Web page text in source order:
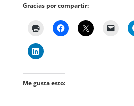
Gracias por compartir:
Me gusta esto: